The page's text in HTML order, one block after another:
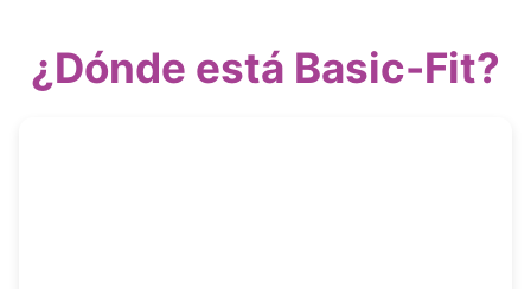
¿Dónde está Basic-Fit?